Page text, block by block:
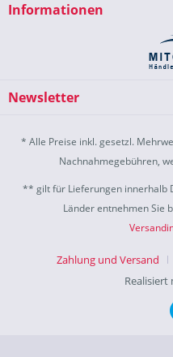
Informationen
Newsletter
* Alle Preise inkl. gesetzl.
Nachnahmegebühren,
** gilt für Lieferungen innerhalb
Länder entnehmen Sie
Zahlung und Versand
Realisiert